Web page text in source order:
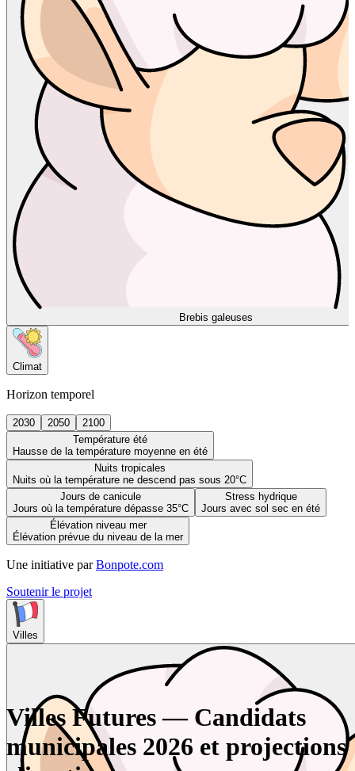
Brebis galeuses
Climat
Horizon temporel
2030 2050
2100
Température été
Hausse de la température moyenne en été
Nuits tropicales
Nuits où la température ne descend pas sous 20°C
Jours de canicule
Jours où la température dépasse 35°C
Stress hydrique
Jours avec sol sec en été
Élévation niveau mer
Élévation prévue du niveau de la mer
Une initiative par Bonpote.com
Soutenir le projet
Villes
Villes Futures — Candidats
municipales 2026 et projections